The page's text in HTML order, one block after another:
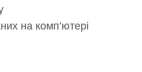
на комп’ютері